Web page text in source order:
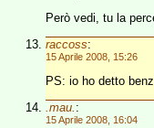
Però vedi, tu la
raccoss:
15 Aprile 2008, 15:26
PS: io ho detto
.mau. :
15 Aprile 2008, 16:04